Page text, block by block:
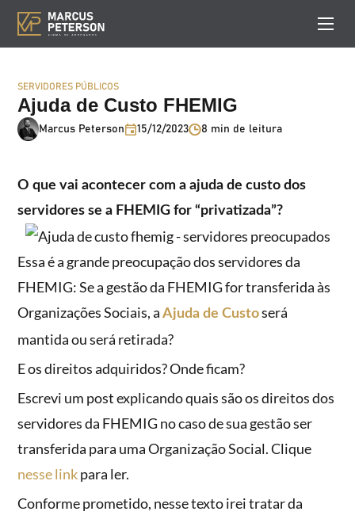
SERVIDORES PÚBLICOS
Ajuda de Custo FHEMIG
Marcus Peterson 15/12/2023 8 min de leitura
O que vai acontecer com a ajuda de custo dos
servidores se a FHEMIG for “privatizada”?
Essa é a grande preocupação dos servidores da
FHEMIG: Se a gestão da FHEMIG for transferida às
Organizações Sociais, aAjuda de Custoserá
mantida ou será retirada?
E os direitos adquiridos? Onde ficam?
Escrevi um post explicando quais são os direitos dos
servidores da FHEMIG no caso de sua gestão ser
transferida para uma Organização Social. Clique
nesse linkpara ler.
Conforme prometido, nesse texto irei tratar da